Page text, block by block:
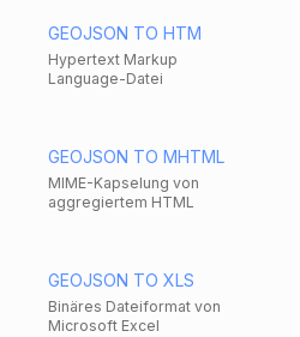
GEOJSON TO HTM
Hypertext Markup
Language-Datei
GEOJSON TO MHTML
MIME-Kapselung von
aggregiertem HTML
GEOJSON TO XLS
Binäres Dateiformat von
Microsoft Excel